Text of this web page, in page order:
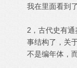
我在里面看到
2，古代史有
事结构了，关
不是编年体，